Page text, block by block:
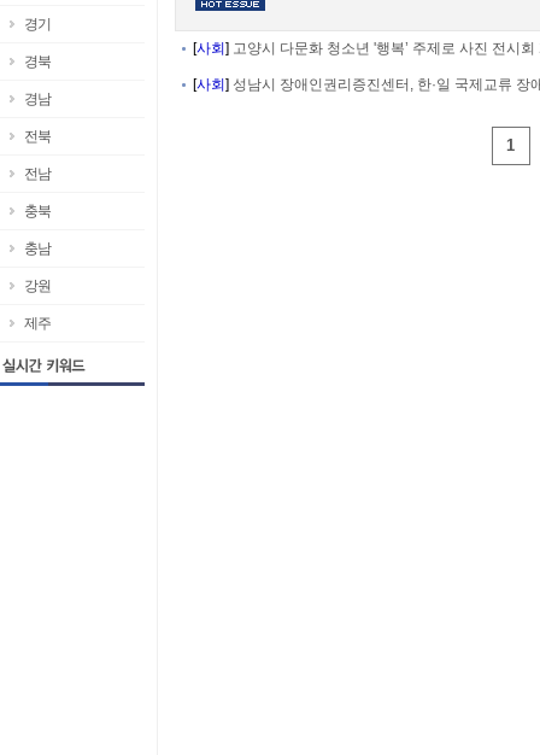
경기
경북
경남
전북
전남
충북
충남
강원
제주
[사회 ] 고양시 다문화 청소년 '행복’ 주제로 사진 전시회
[사회 ] 성남시 장애인권리증진센터, 한·일 국제교류 장
1